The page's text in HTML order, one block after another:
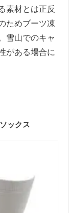
素材とは正反
ためブーツ凍
雪山でのキャ
がある場合に
ックス